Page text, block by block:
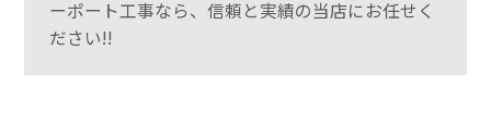
ーポート工事なら、信頼と実績の当店にお任せく
ださい!!